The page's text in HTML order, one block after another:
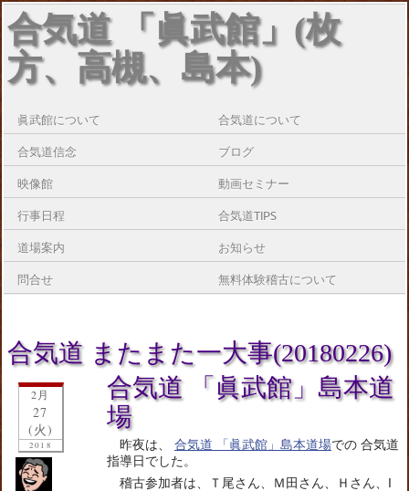
合気道 「眞武館」(枚
方、高槻、島本)
眞武館について 合気道について
合気道信念 ブログ
映像館 動画セミナー
行事日程 合気道TIPS
道場案内 お知らせ
問合せ 無料体験稽古について
合気道 またまた一大事(20180226)
2月
27
(火)
2018
合気道 「眞武館」島本道
場
昨夜は、 合気道 「眞武館」島本道場での 合気道
指導日でした。
稽古参加者は、Ｔ尾さん、Ｍ田さん、Ｈさん、I